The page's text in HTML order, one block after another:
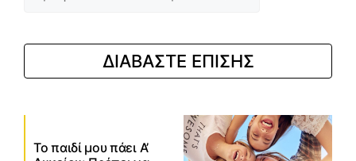
ΔΙΑΒΑΣΤΕ ΕΠΙΣΗΣ
Το παιδί μου πάει Α’